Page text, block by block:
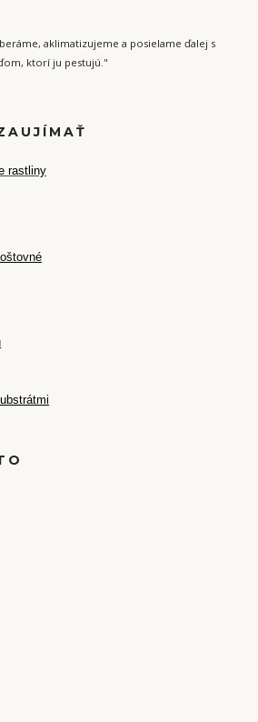
aklimatizujeme a posielame ďalej s
ktorí ju pestujú."
rastliny